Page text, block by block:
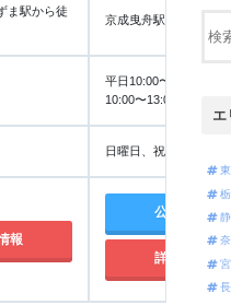
ま駅から徒
京成曳舟駅から徒歩3分
平日10:00〜19:00 土曜
10:00〜13:00
日曜日、祝日
報
公式サイト
詳細の情報
エ